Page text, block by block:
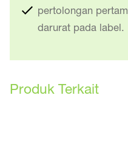
pertolongan
darurat pada label.
Produk Terkait